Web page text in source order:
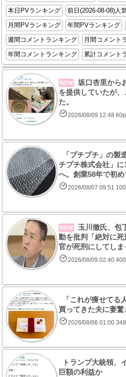
本日PVランキング
前日(2026-08-08)人
月間PVランキング
年間PVランキング
週間コメントランキング
月間コメント
年間コメントランキング
累計コメント
NEW
坂口杏里から
を提供していたが
た。
2026/08/09 12:48
「プチプチ」の製
チプチ株式会社」
へ。創業58年で初め
2026/08/07 09:51
NEW
玉川徹氏、包
動を批判「絶対に
官が死刑にしてしま
2026/08/09 02:40
「これが痩せてる
買ってきた夫に妻
2026/08/06 01:00
トランプ大統領、
巨額の利益か